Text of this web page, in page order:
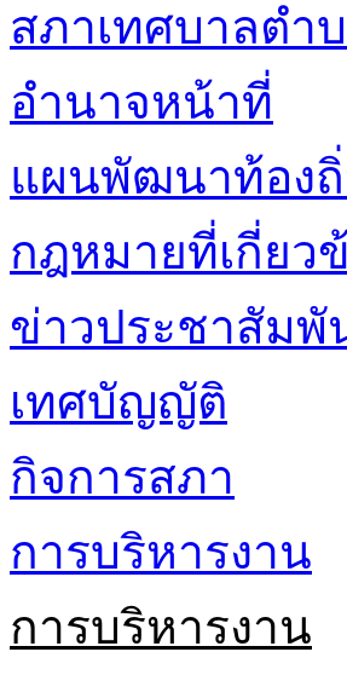
สภาเทศบาลตำ
อำนาจหน้าที่
แผนพัฒนาท้อง
กฎหมายที่เกี่ยว
ข่าวประชาสัมพั
เทศบัญญัติ
กิจการสภา
การบริหารงาน
การบริหารงาน